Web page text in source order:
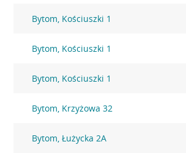
Bytom, Kościuszki 1
Bytom, Kościuszki 1
Bytom, Kościuszki 1
Bytom, Krzyżowa 32
Bytom, Łużycka 2A